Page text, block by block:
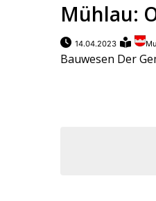
Mühlau:
14.04.2023
Bauwesen Der